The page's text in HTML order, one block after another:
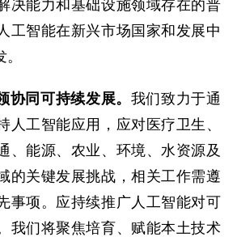
决能力和基础设施领域存在的普
工智能在新兴市场国家和发展中
协同可持续发展。 我们致力于通
人工智能应用，应对医疗卫生、
、能源、农业、环境、水资源及
的关键发展挑战，相关工作需遵
事项。应持续推广人工智能对可
我们将聚焦培育、赋能本土技术